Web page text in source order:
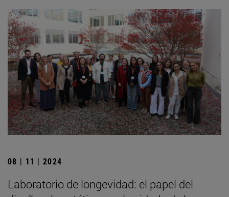
08 | 11 | 2024
Laboratorio de longevidad: el papel del